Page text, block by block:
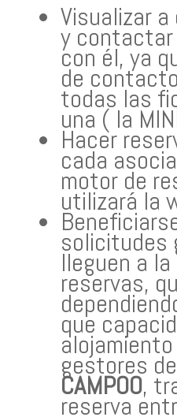
Visualizar
y
con él, ya
de
todas las
una ( la
Hacer
cada
motor de
utilizará la
solicitudes
lleguen a
reservas,
que
gestores de
CAMPOO,
reserva